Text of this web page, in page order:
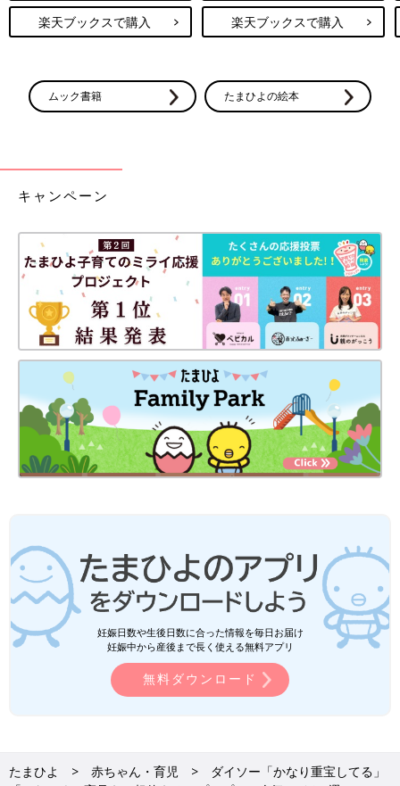
楽天ブックスで購入 楽天ブックスで購入
ムック書籍 たまひよの絵本
キャンペーン
妊娠日数や生後日数に合った情報を毎日お届け
妊娠中から産後まで長く使える無料アプリ
無料ダウンロード
たまひよ 赤ちゃん・育児
ダイソー「かなり重宝してる」